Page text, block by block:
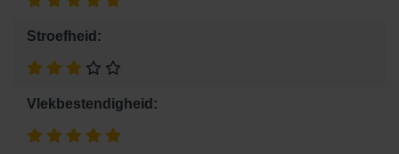
Stroefheid:
Vlekbestendigheid: